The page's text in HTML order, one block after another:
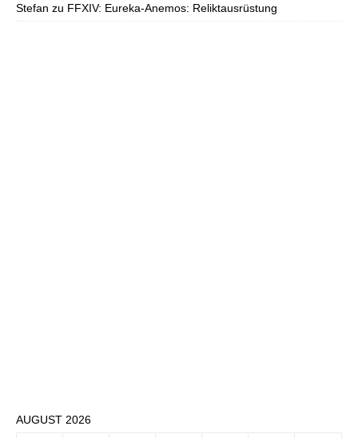
Stefan zu FFXIV: Eureka-Anemos: Reliktausrüstung
AUGUST 2026